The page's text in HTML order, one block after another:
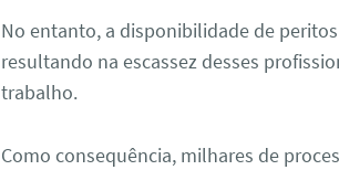
No entanto, a disponibilidade de
resultando na escassez desses
trabalho.
Como consequência, milhares de